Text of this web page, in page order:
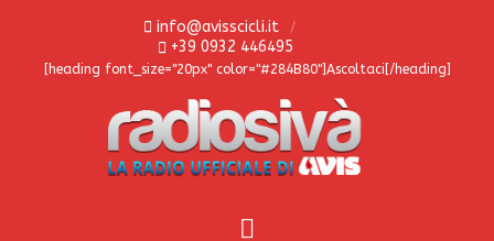
info@avisscicli.it
+39 0932 446495
[heading font_size="20px" color="#284B80"]Ascoltaci[/heading]